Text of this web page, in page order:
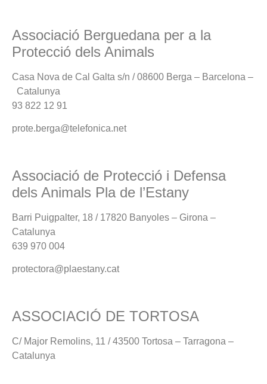
Associació Berguedana per a la
Protecció dels Animals
Casa Nova de Cal Galta s/n / 08600 Berga – Barcelona –
Catalunya
93 822 12 91
prote.berga@telefonica.net
Associació de Protecció i Defensa
dels Animals Pla de l’Estany
Barri Puigpalter, 18 / 17820 Banyoles – Girona –
Catalunya
639 970 004
protectora@plaestany.cat
ASSOCIACIÓ DE TORTOSA
C/ Major Remolins, 11 / 43500 Tortosa – Tarragona –
Catalunya